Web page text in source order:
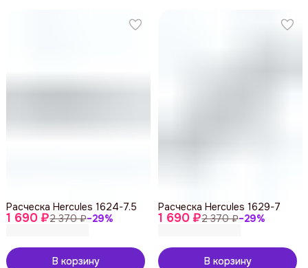
1 690 ₽2 370 ₽−29%
Расческа Hercules 1624-7.5
В корзину
1 690 ₽2 370 ₽−29%
Расческа Hercules 1629-7
В корзину